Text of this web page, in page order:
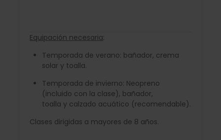
Equipación necesaria:
Temporada de verano: bañador, crema
solar y toalla.
Temporada de invierno: Neopreno
(incluido con la clase), bañador,
toalla y calzado acuático (recomendable).
Clases dirigidas a mayores de 8 años.